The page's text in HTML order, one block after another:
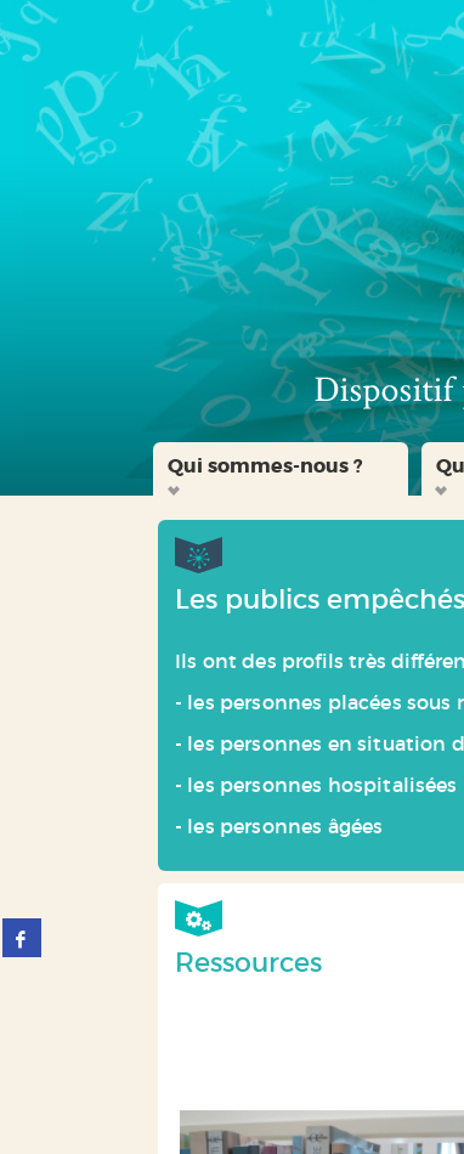
Aller
menu
Aller
contenu
Aller
la
recherche
Qui sommes-nous ?
Partager
sur
Les publics empêchés
Ils ont des profils très
- les personnes placées
- les personnes en situation
- les personnes hospitalisées
- les personnes âgées
Ressources